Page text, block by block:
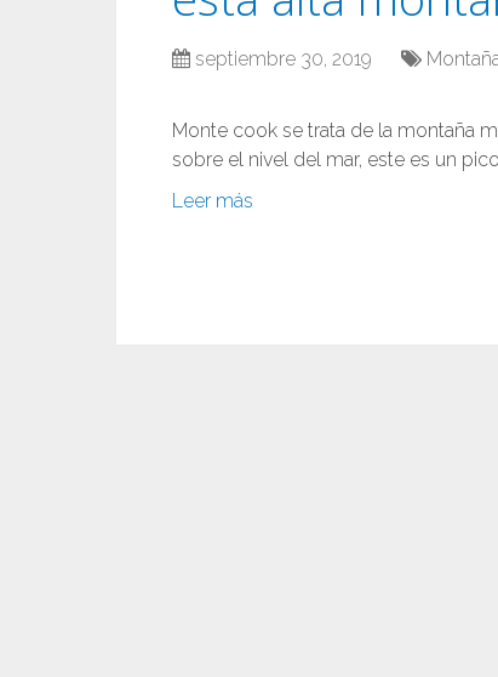
septiembre 30, 2019
Monte cook se trata de la montaña
sobre el nivel del mar, este es un
Leer más